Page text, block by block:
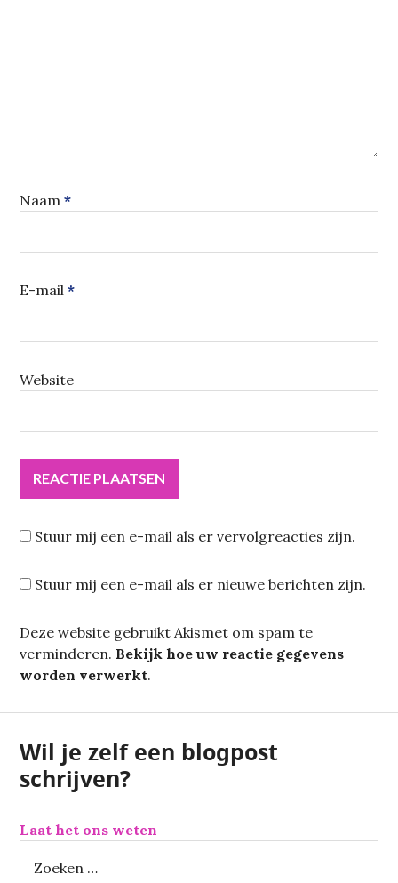
Naam*
E-mail*
Website
Stuur mij een e-mail als er vervolgreacties zijn.
Stuur mij een e-mail als er nieuwe berichten zijn.
Deze website gebruikt Akismet om spam te
verminderen. Bekijk hoe uw reactie gegevens
worden verwerkt.
Wil je zelf een blogpost
schrijven?
Laat het ons weten